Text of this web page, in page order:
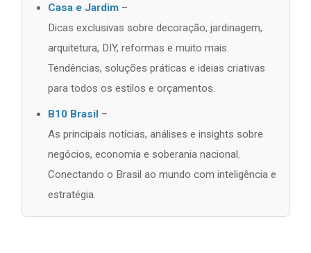
Casa e Jardim –
Dicas exclusivas sobre decoração, jardinagem,
arquitetura, DIY, reformas e muito mais.
Tendências, soluções práticas e ideias criativas
para todos os estilos e orçamentos.
B10 Brasil –
As principais notícias, análises e insights sobre
negócios, economia e soberania nacional.
Conectando o Brasil ao mundo com inteligência e
estratégia.